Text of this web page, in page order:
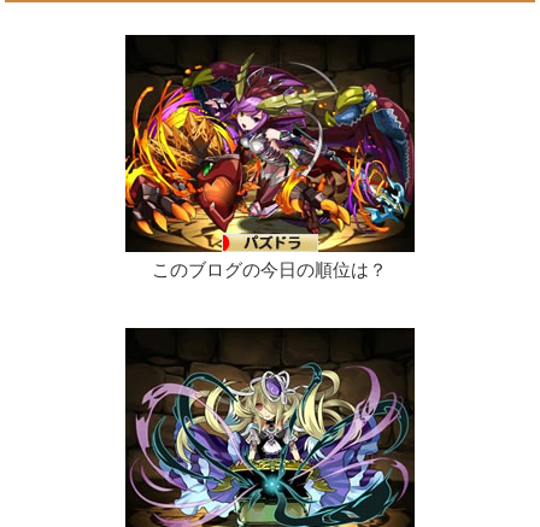
このブログの今日の順位は？